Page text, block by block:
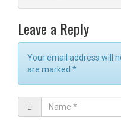
Leave a Reply
Your email address will
are marked *
a